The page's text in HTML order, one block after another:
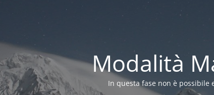
Modalità
In questa fase non è